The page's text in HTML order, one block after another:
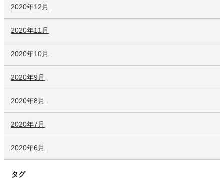
2020年12月
2020年11月
2020年10月
2020年9月
2020年8月
2020年7月
2020年6月
タグ